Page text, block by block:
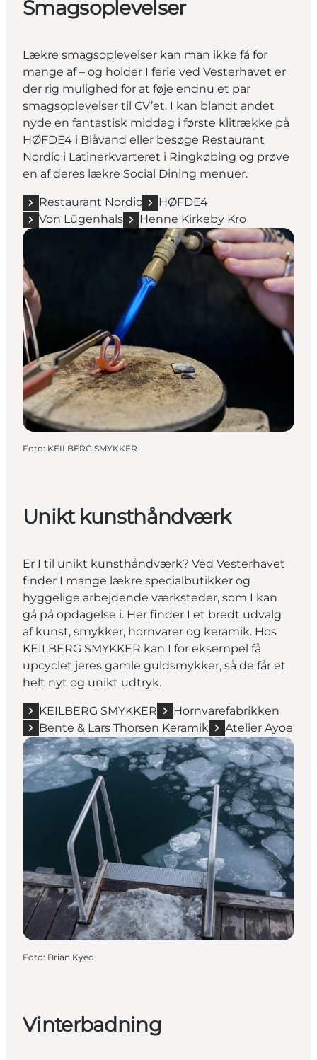
Smagsoplevelser
Lækre smagsoplevelser kan man ikke få for
mange af – og holder I ferie ved Vesterhavet er
der rig mulighed for at føje endnu et par
smagsoplevelser til CV’et. I kan blandt andet
nyde en fantastisk middag i første klitrække på
HØFDE4 i Blåvand eller besøge Restaurant
Nordic i Latinerkvarteret i Ringkøbing og prøve
en af deres lækre Social Dining menuer.
Restaurant Nordic
HØFDE4
Von Lügenhals
Henne Kirkeby Kro
Foto: KEILBERG SMYKKER
Unikt kunsthåndværk
Er I til unikt kunsthåndværk? Ved Vesterhavet
finder I mange lækre specialbutikker og
hyggelige arbejdende værksteder, som I kan
gå på opdagelse i. Her finder I et bredt udvalg
af kunst, smykker, hornvarer og keramik. Hos
KEILBERG SMYKKER kan I for eksempel få
upcyclet jeres gamle guldsmykker, så de får et
helt nyt og unikt udtryk.
KEILBERG SMYKKER
Hornvarefabrikken
Bente & Lars Thorsen Keramik
Atelier Ayoe
Foto: Brian Kyed
Vinterbadning